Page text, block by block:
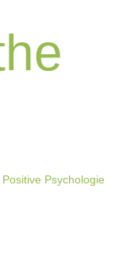
Positive Psychologie